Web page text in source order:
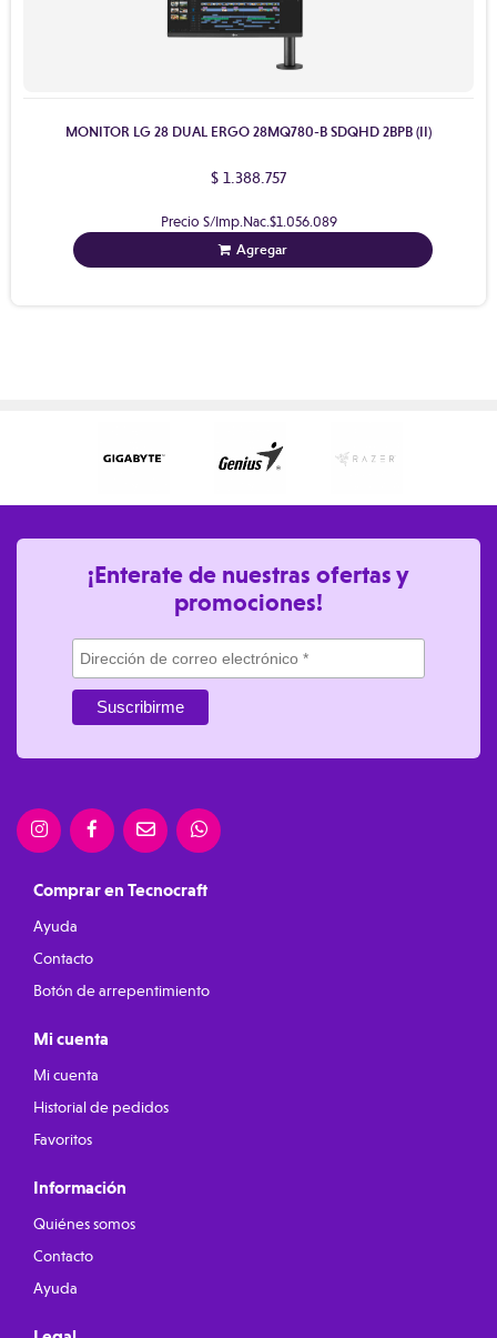
MONITOR LG 28 DUAL ERGO 28MQ780-B SDQHD 2BPB (II)
$ 1.388.757
Precio S/Imp.Nac.$1.056.089
Agregar
¡Enterate de nuestras ofertas y
promociones!
Comprar en Tecnocraft
Ayuda
Contacto
Botón de arrepentimiento
Mi cuenta
Mi cuenta
Historial de pedidos
Favoritos
Información
Quiénes somos
Contacto
Ayuda